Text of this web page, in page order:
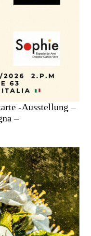
-Ausstellung –
–